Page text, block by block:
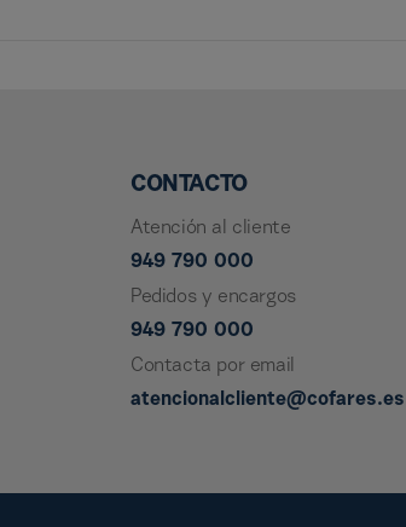
CONTACTO
Atención al cliente
949 790 000
Pedidos y encargos
949 790 000
Contacta por email
atencionalcliente@cofares.es